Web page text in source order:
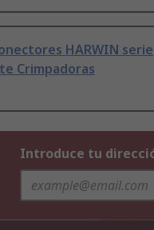
HARWIN serie
Crimpadoras
Introduce tu